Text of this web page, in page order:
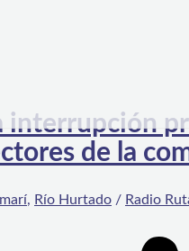
interrupción
de la
, Río Hurtado / Radio